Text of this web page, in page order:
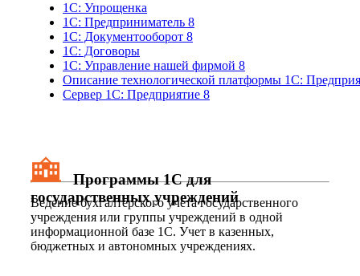
1С: Упрощенка
1С: Предприниматель 8
1С: Документооборот 8
1С: Договоры
1С: Управление нашей фирмой 8
Описание технологической платформы 1С:
Сервер 1С: Предприятие 8
Программы 1С для
государственных учреждений
Ведение бухгалтерского учета государственного
учреждения или группы учреждений в одной
информационной базе 1С. Учет в казенных,
бюджетных и автономных учреждениях.